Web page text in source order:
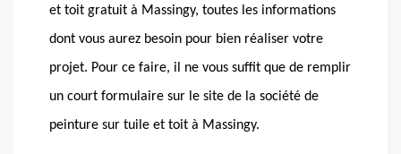
et toit gratuit à Massingy, toutes les informations
dont vous aurez besoin pour bien réaliser votre
projet. Pour ce faire, il ne vous suffit que de remplir
un court formulaire sur le site de la société de
peinture sur tuile et toit à Massingy.